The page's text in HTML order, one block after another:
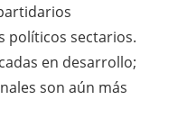
políticos sectarios.
en desarrollo;
son aún más